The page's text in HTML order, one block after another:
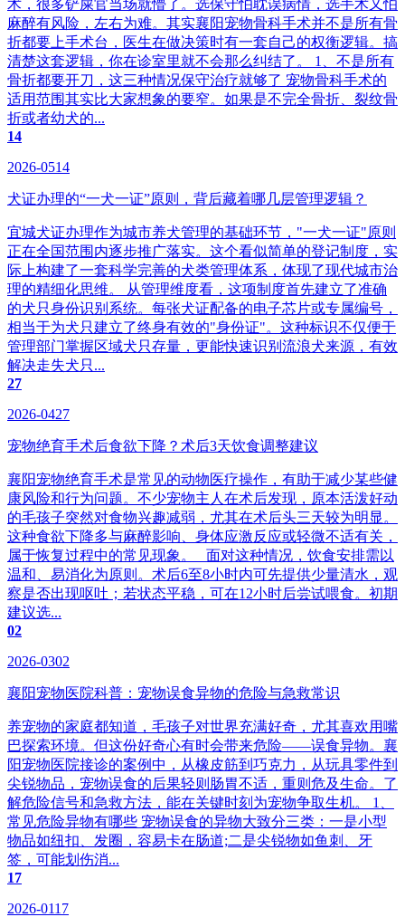
术，很多铲屎官当场就懵了。选保守怕耽误病情，选手术又怕
麻醉有风险，左右为难。其实襄阳宠物骨科手术并不是所有骨
折都要上手术台，医生在做决策时有一套自己的权衡逻辑。搞
清楚这套逻辑，你在诊室里就不会那么纠结了。 1、不是所有
骨折都要开刀，这三种情况保守治疗就够了‌ 宠物骨科手术的
适用范围其实比大家想象的要窄。如果是不完全骨折、裂纹骨
折或者幼犬的...
14
2026-0514
犬证办理的“一犬一证”原则，背后藏着哪几层管理逻辑？
宜城犬证办理作为城市养犬管理的基础环节，"一犬一证"原则
正在全国范围内逐步推广落实。这个看似简单的登记制度，实
际上构建了一套科学完善的犬类管理体系，体现了现代城市治
理的精细化思维。 从管理维度看，这项制度首先建立了准确
的犬只身份识别系统。每张犬证配备的电子芯片或专属编号，
相当于为犬只建立了终身有效的"身份证"。这种标识不仅便于
管理部门掌握区域犬只存量，更能快速识别流浪犬来源，有效
解决走失犬只...
27
2026-0427
宠物绝育手术后食欲下降？术后3天饮食调整建议
襄阳宠物绝育手术是常见的动物医疗操作，有助于减少某些健
康风险和行为问题。不少宠物主人在术后发现，原本活泼好动
的毛孩子突然对食物兴趣减弱，尤其在术后头三天较为明显。
这种食欲下降多与麻醉影响、身体应激反应或轻微不适有关，
属于恢复过程中的常见现象。 面对这种情况，饮食安排需以
温和、易消化为原则。术后6至8小时内可先提供少量清水，观
察是否出现呕吐；若状态平稳，可在12小时后尝试喂食。初期
建议选...
02
2026-0302
襄阳宠物医院科普：宠物误食异物的危险与急救常识
养宠物的家庭都知道，毛孩子对世界充满好奇，尤其喜欢用嘴
巴探索环境。但这份好奇心有时会带来危险——误食异物。襄
阳宠物医院接诊的案例中，从橡皮筋到巧克力，从玩具零件到
尖锐物品，宠物误食的后果轻则肠胃不适，重则危及生命。了
解危险信号和急救方法，能在关键时刻为宠物争取生机。 1、
常见危险异物有哪些 宠物误食的异物大致分三类：一是小型
物品如纽扣、发圈，容易卡在肠道;二是尖锐物如鱼刺、牙
签，可能划伤消...
17
2026-0117